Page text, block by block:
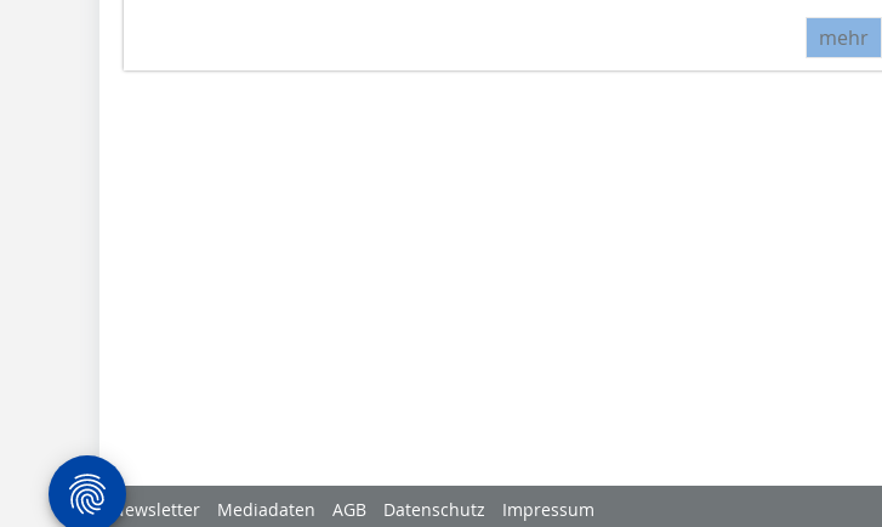
mehr
Newsletter Mediadaten AGB Datenschutz Impressum